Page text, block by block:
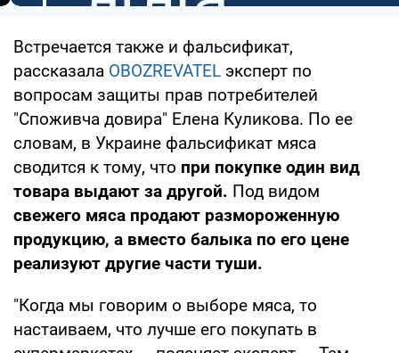
Встречается также и фальсификат,
рассказала OBOZREVATEL эксперт по
вопросам защиты прав потребителей
"Споживча довира" Елена Куликова. По ее
словам, в Украине фальсификат мяса
сводится к тому, что при покупке один вид
товара выдают за другой. Под видом
свежего мяса продают размороженную
продукцию, а вместо балыка по его цене
реализуют другие части туши.
"Когда мы говорим о выборе мяса, то
настаиваем, что лучше его покупать в